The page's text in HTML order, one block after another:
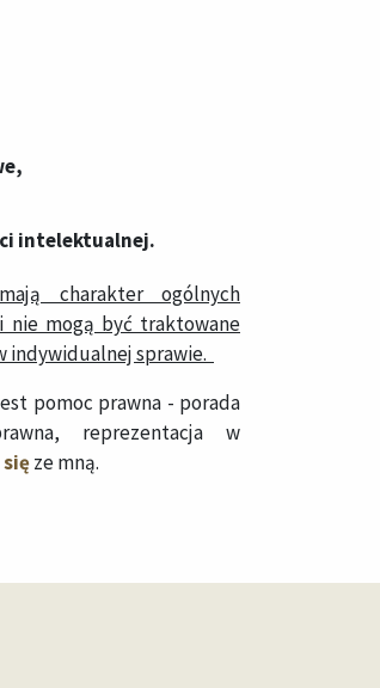
,
intelektualnej.
charakter ogólnych
nie mogą być traktowane
indywidualnej sprawie.
pomoc prawna - porada
reprezentacja w
ze mną.